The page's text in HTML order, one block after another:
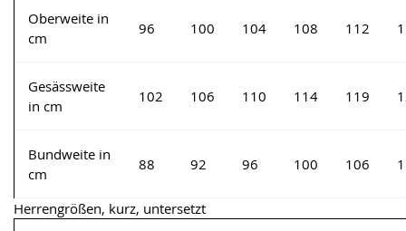
Oberweite in
cm
96 100 104 108 112
Gesässweite
in cm
102 106 110 114 119
Bundweite in
cm
88 92 96 100 106
Herrengrößen, kurz, untersetzt